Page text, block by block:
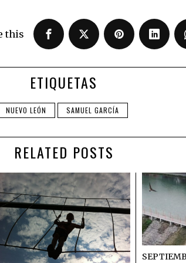
this
ETIQUETAS
NUEVO LEÓN SAMUEL GARCÍA
RELATED POSTS